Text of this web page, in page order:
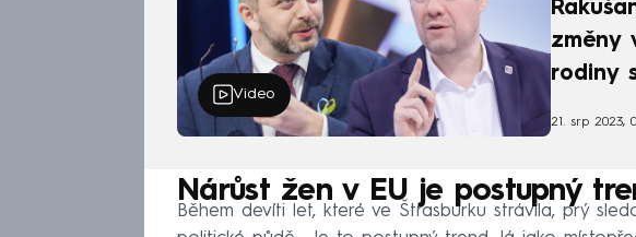
Video
změny
rodiny
21. srp 2023,
Nárůst žen v EU je postupný
Během devíti let, které ve Štrasburku strávila, prý